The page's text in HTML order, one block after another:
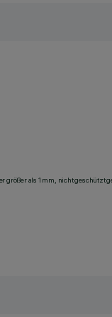
größer als 1 mm, nicht geschützt